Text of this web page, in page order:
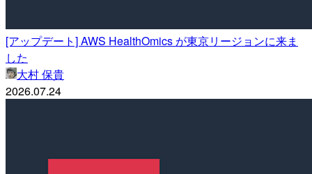
[アップデート] AWS HealthOmics が東京リージョンに来ま
した
大村 保貴
2026.07.24